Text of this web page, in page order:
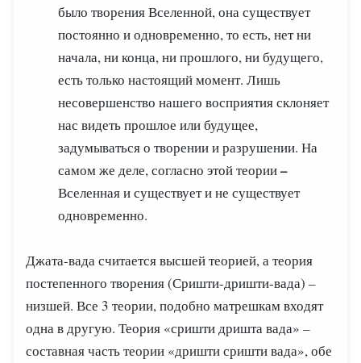
было творения Вселенной, она существует
постоянно и одновременно, то есть, нет ни
начала, ни конца, ни прошлого, ни будущего,
есть только настоящий момент. Лишь
несовершенство нашего восприятия склоняет
нас видеть прошлое или будущее,
задумываться о творении и разрушении. На
самом же деле, согласно этой теории–
Вселенная и существует и не существует
одновременно.
Джата-вада считается высшей теорией, а теория
постепенного творения (Сришти-дришти-вада) –
низшей. Все 3 теории, подобно матрешкам входят
одна в другую. Теория «сришти дришта вада» –
составная часть теории «дришти сришти вада», обе